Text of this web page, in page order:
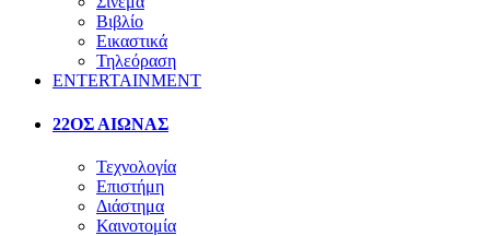
Βιβλίο
Εικαστικά
Τηλεόραση
ENTERTAINMENT
22ΟΣ ΑΙΩΝΑΣ
Τεχνολογία
Επιστήμη
Διάστημα
Καινοτομία